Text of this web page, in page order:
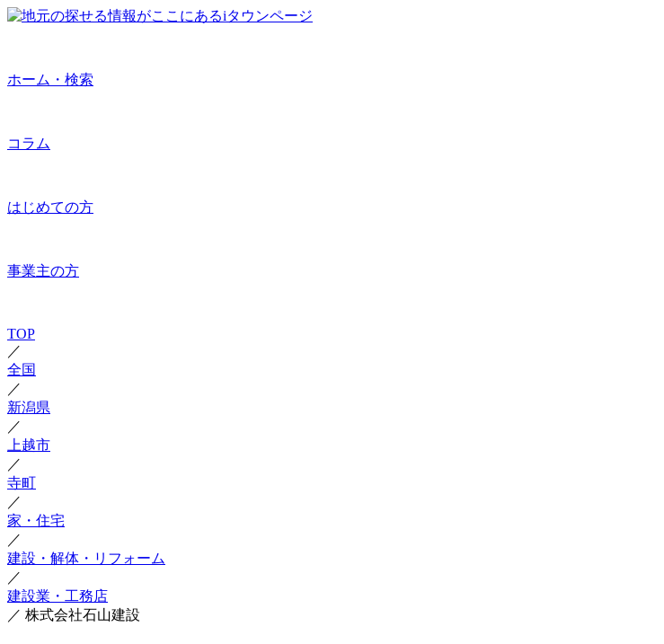
ホーム・検索
コラム
はじめての方
事業主の方
TOP
／
全国
／
新潟県
／
上越市
／
寺町
／
家・住宅
／
建設・解体・リフォーム
／
建設業・工務店
／ 株式会社石山建設